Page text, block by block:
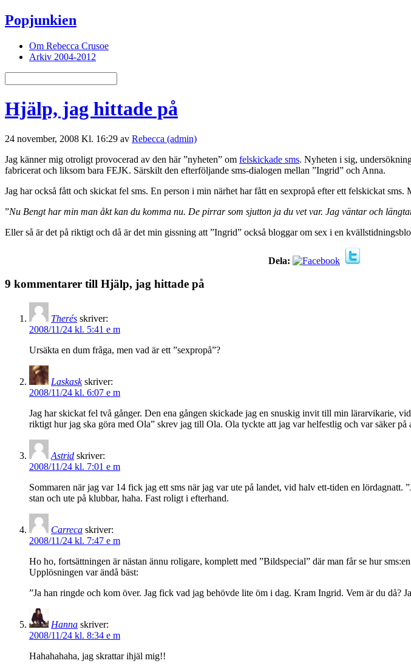
Popjunkien
Om Rebecca Crusoe
Arkiv 2004-2012
Hjälp, jag hittade på
24 november, 2008 Kl. 16:29 av Rebecca (admin)
Jag känner mig otroligt provocerad av den här ”nyheten” om felskickade sms. Nyheten i sig,
fabricerat och liksom bara FEJK. Särskilt den efterföljande sms-dialogen mellan ”Ingrid” och Anna.
Jag har också fått och skickat fel sms. En person i min närhet har fått en sexpropå efter ett felskickat
”Nu Bengt har min man åkt kan du komma nu. De pirrar som sjutton ja du vet var. Jag väntar och
Eller så är det på riktigt och då är det min gissning att ”Ingrid” också bloggar om sex i en
Dela:
9 kommentarer till Hjälp, jag hittade på
Therés skriver:
2008/11/24 kl. 5:41 e m
Ursäkta en dum fråga, men vad är ett ”sexpropå”?
Laskask skriver:
2008/11/24 kl. 6:07 e m
Jag har skickat fel två gånger. Den ena gången skickade jag en snuskig invit till min lärarvikarie,
riktigt hur jag ska göra med Ola” skrev jag till Ola. Ola tyckte att jag var helfestlig och var säker på
Astrid skriver:
2008/11/24 kl. 7:01 e m
Sommaren när jag var 14 fick jag ett sms när jag var ute på landet, vid halv ett-tiden en
stan och ute på klubbar, haha. Fast roligt i efterhand.
Carreca skriver:
2008/11/24 kl. 7:47 e m
Ho ho, fortsättningen är nästan ännu roligare, komplett med ”Bildspecial” där man får se hur
Upplösningen var ändå bäst:
”Ja han ringde och kom över. Jag fick vad jag behövde lite öm i dag. Kram Ingrid. Vem är du då?
Hanna skriver:
2008/11/24 kl. 8:34 e m
Hahahahaha, jag skrattar ihjäl mig!!